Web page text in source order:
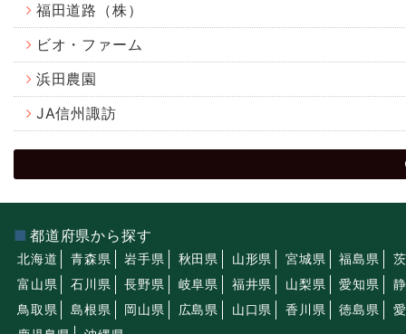
福田道路（株）
ビオ・ファーム
浜田農園
JA信州諏訪
都道府県から探す
北海道 青森県 岩手県 秋田県 山形県 宮城県 福島県
富山県
石川県 長野県 岐阜県 福井県 山梨県 愛知県
鳥取県
島根県 岡山県 広島県 山口県 香川県 徳島県